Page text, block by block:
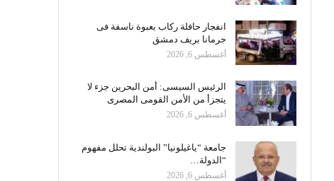
انفجار حافلة ركاب بعبوة ناسفة فى
جرمانا بريف دمشق
أغسطس 6, 2026
الرئيس السيسى: أمن البحرين جزء لا
يتجزأ من الأمن القومى المصرى
أغسطس 6, 2026
جامعة “ياغيلونيا” البولندية تحلل مفهوم
“الدولة…
أغسطس 6, 2026